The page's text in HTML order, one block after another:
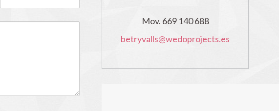
Mov. 669 140 688
betryvalls@wedoprojects.es